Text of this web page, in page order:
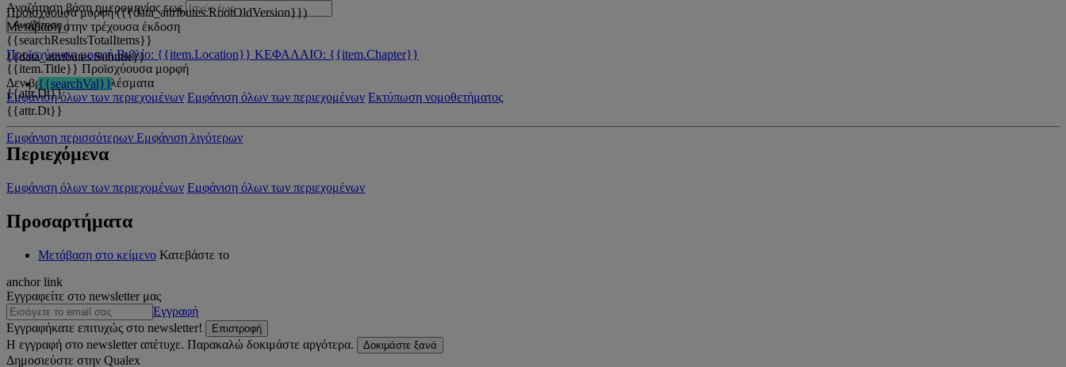
Αναζήτηση βάση ημερομηνίας εως
Αναζήτηση
{{searchResultsTotalItems}}
Προϊσχύουσα μορφή Βιβλίο: {{item.Location}} ΚΕΦΑΛΑΙΟ: {{item.Chapter}}
{{item.Title}} Προϊσχύουσα μορφή
Δεν βρέθηκαν αποτελέσματα
Εμφάνιση όλων των περιεχομένων Εμφάνιση όλων των περιεχομένων Εκτύπωση νομοθετήματος
Προϊσχύουσα μορφή ({{data_attributes.RootOldVersion}})
Μετάβαση στην τρέχουσα έκδοση
{{data_attributes.Subtitle}}
{{searchVal}}
{{attr.Dt}}
Εμφάνιση περισσότερων Εμφάνιση λιγότερων
{{attr.Dt}}
Περιεχόμενα
Εμφάνιση όλων των περιεχομένων Εμφάνιση όλων των περιεχομένων
Προσαρτήματα
Μετάβαση στο κείμενο Κατεβάστε το
anchor link
Εγγραφείτε στο newsletter μας
Εγγραφή
Εγγραφήκατε επιτυχώς στο newsletter!
Επιστροφή
Η εγγραφή στο newsletter απέτυχε. Παρακαλώ δοκιμάστε αργότερα. Δοκιμάστε ξανά
Δημοσιεύστε στην Qualex